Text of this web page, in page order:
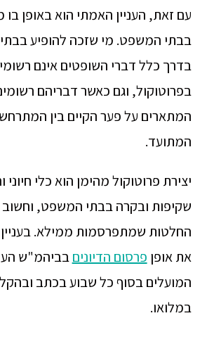
עם זאת, העניין האמתי הוא באופן בו
בבתי המשפט. מי שזכה להופיע
בדרך כלל דברי השופטים אינם
בפרוטוקול, וגם כאשר דבריהם
המתארים על פער הקיים בין המתרחש
המתועד.
יצירת פרוטוקול מהימן הוא כלי
שקיפות ובקרה בבתי המשפט, וחשוב
החלטות שמתפרסמות ממילא.
את אופן פרסום הדיוניםבביהמ"ש
המועלים בסוף כל שבוע בכתב
במלואו.